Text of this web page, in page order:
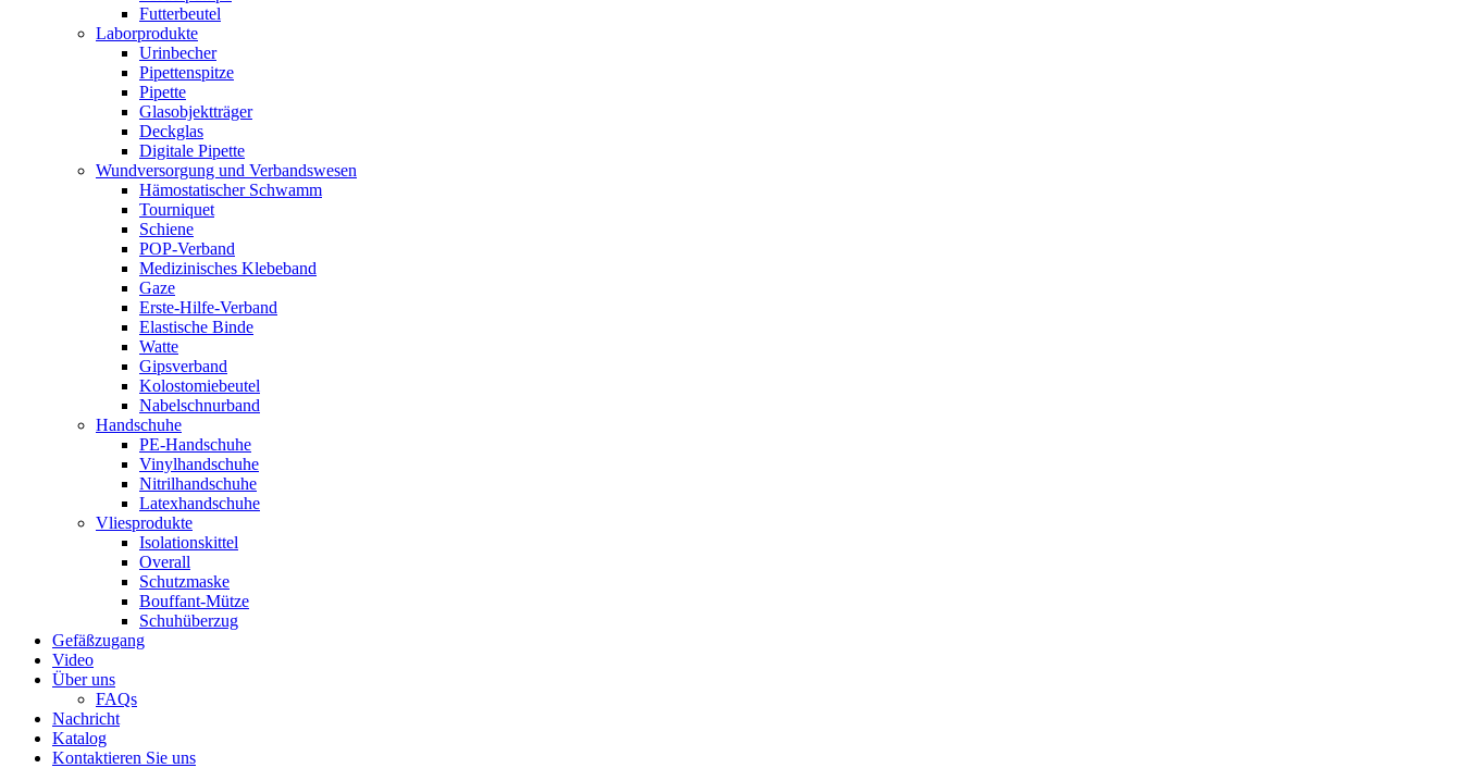
Futterbeutel
Laborprodukte
Urinbecher
Pipettenspitze
Pipette
Glasobjektträger
Deckglas
Digitale Pipette
Wundversorgung und Verbandswesen
Hämostatischer Schwamm
Tourniquet
Schiene
POP-Verband
Medizinisches Klebeband
Gaze
Erste-Hilfe-Verband
Elastische Binde
Watte
Gipsverband
Kolostomiebeutel
Nabelschnurband
Handschuhe
PE-Handschuhe
Vinylhandschuhe
Nitrilhandschuhe
Latexhandschuhe
Vliesprodukte
Isolationskittel
Overall
Schutzmaske
Bouffant-Mütze
Schuhüberzug
Gefäßzugang
Video
Über uns
FAQs
Nachricht
Katalog
Kontaktieren Sie uns